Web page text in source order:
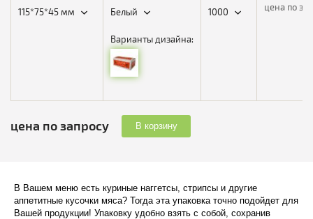
115*75*45 мм Белый
Варианты дизайна:
1000 цена по
цена по запросу В корзину
В Вашем меню есть куриные наггетсы, стрипсы и другие
аппетитные кусочки мяса? Тогда эта упаковка точно подойдет для
Вашей продукции! Упаковку удобно взять с собой, сохранив